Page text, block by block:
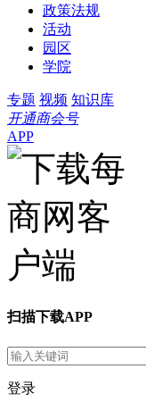
政策法规
活动
园区
学院
专题 视频 知识库
开通商会号
APP
扫描下载APP
登录